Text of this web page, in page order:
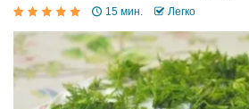
15 мин. Легко